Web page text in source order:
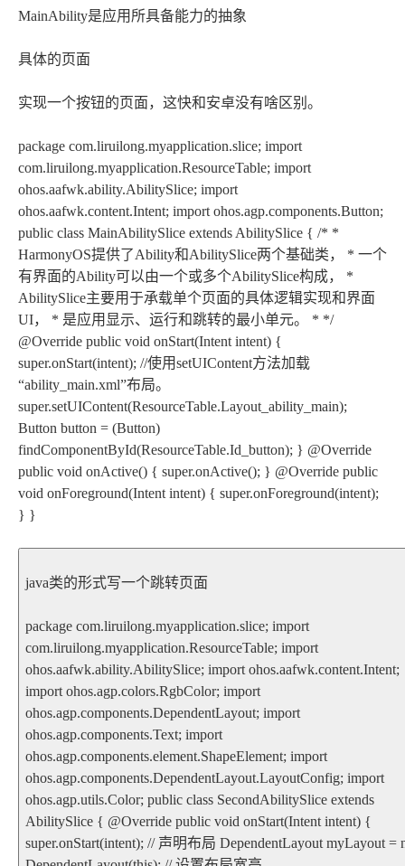
MainAbility是应用所具备能力的抽象
具体的页面
实现一个按钮的页面，这快和安卓没有啥区别。
package com.liruilong.myapplication.slice; import
com.liruilong.myapplication.ResourceTable; import
ohos.aafwk.ability.AbilitySlice; import
ohos.aafwk.content.Intent; import ohos.agp.components.Button;
public class MainAbilitySlice extends AbilitySlice { /* *
HarmonyOS提供了Ability和AbilitySlice两个基础类， * 一个
有界面的Ability可以由一个或多个AbilitySlice构成， *
AbilitySlice主要用于承载单个页面的具体逻辑实现和界面
UI， * 是应用显示、运行和跳转的最小单元。 * */
@Override public void onStart(Intent intent) {
super.onStart(intent); //使用setUIContent方法加载
“ability_main.xml”布局。
super.setUIContent(ResourceTable.Layout_ability_main);
Button button = (Button)
findComponentById(ResourceTable.Id_button); } @Override
public void onActive() { super.onActive(); } @Override public
void onForeground(Intent intent) { super.onForeground(intent);
} }
java类的形式写一个跳转页面
package com.liruilong.myapplication.slice; import
com.liruilong.myapplication.ResourceTable; import
ohos.aafwk.ability.AbilitySlice; import ohos.aafwk.content.Intent;
import ohos.agp.colors.RgbColor; import
ohos.agp.components.DependentLayout; import
ohos.agp.components.Text; import
ohos.agp.components.element.ShapeElement; import
ohos.agp.components.DependentLayout.LayoutConfig; import
ohos.agp.utils.Color; public class SecondAbilitySlice extends
AbilitySlice { @Override public void onStart(Intent intent) {
super.onStart(intent); // 声明布局 DependentLayout myLayout =